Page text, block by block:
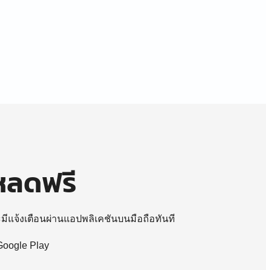
ลดฟรี
แจ้งเตือนผ่านแอปพลิเคชันบนมือถือทันที
Play